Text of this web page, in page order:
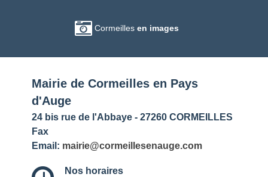
Cormeillesen images
Mairie de Cormeilles en Pays
d'Auge
24 bis rue de l'Abbaye - 27260 CORMEILLES
Fax
Email: mairie@cormeillesenauge.com
Nos horaires